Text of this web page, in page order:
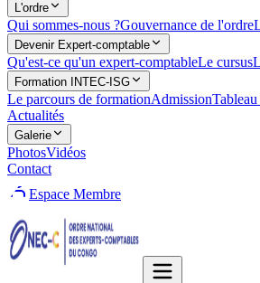
L'ordre
Qui sommes-nous ?Gouvernance de l'ordre
Devenir Expert-comptable
Qu'est-ce qu'un expert-comptableLe cursus
Formation INTEC-ISG
Le parcours de formationAdmission
Actualités
Galerie
PhotosVidéos
Contact
Espace Membre